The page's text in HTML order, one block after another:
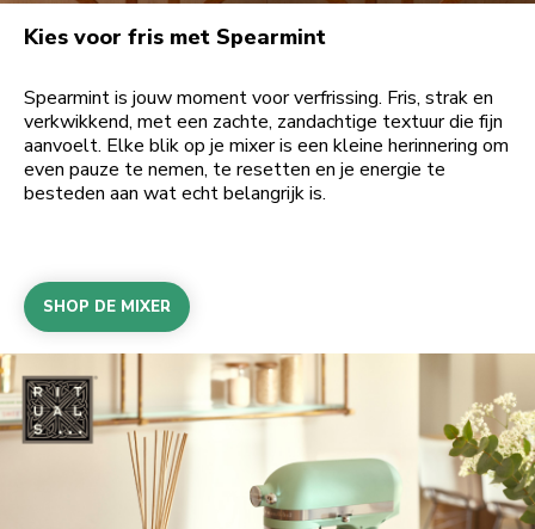
Kies voor fris met Spearmint
Spearmint is jouw moment voor verfrissing. Fris, strak en
verkwikkend, met een zachte, zandachtige textuur die fijn
aanvoelt. Elke blik op je mixer is een kleine herinnering om
even pauze te nemen, te resetten en je energie te
besteden aan wat echt belangrijk is.
SHOP DE MIXER